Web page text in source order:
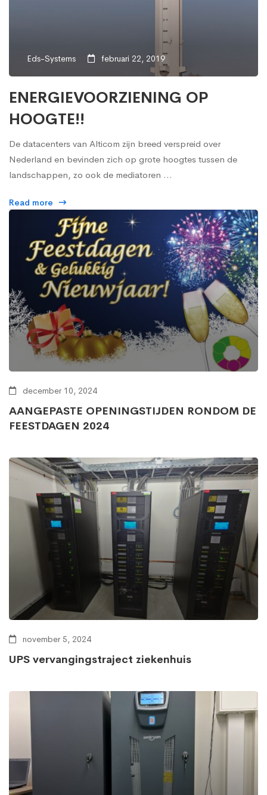
Eds-Systems februari 22, 2019
ENERGIEVOORZIENING OP
HOOGTE!!
De datacenters van Alticom zijn breed verspreid over
Nederland en bevinden zich op grote hoogtes tussen de
landschappen, zo ook de mediatoren …
Read more
december 10, 2024
AANGEPASTE OPENINGSTIJDEN RONDOM DE
FEESTDAGEN 2024
november 5, 2024
UPS vervangingstraject ziekenhuis